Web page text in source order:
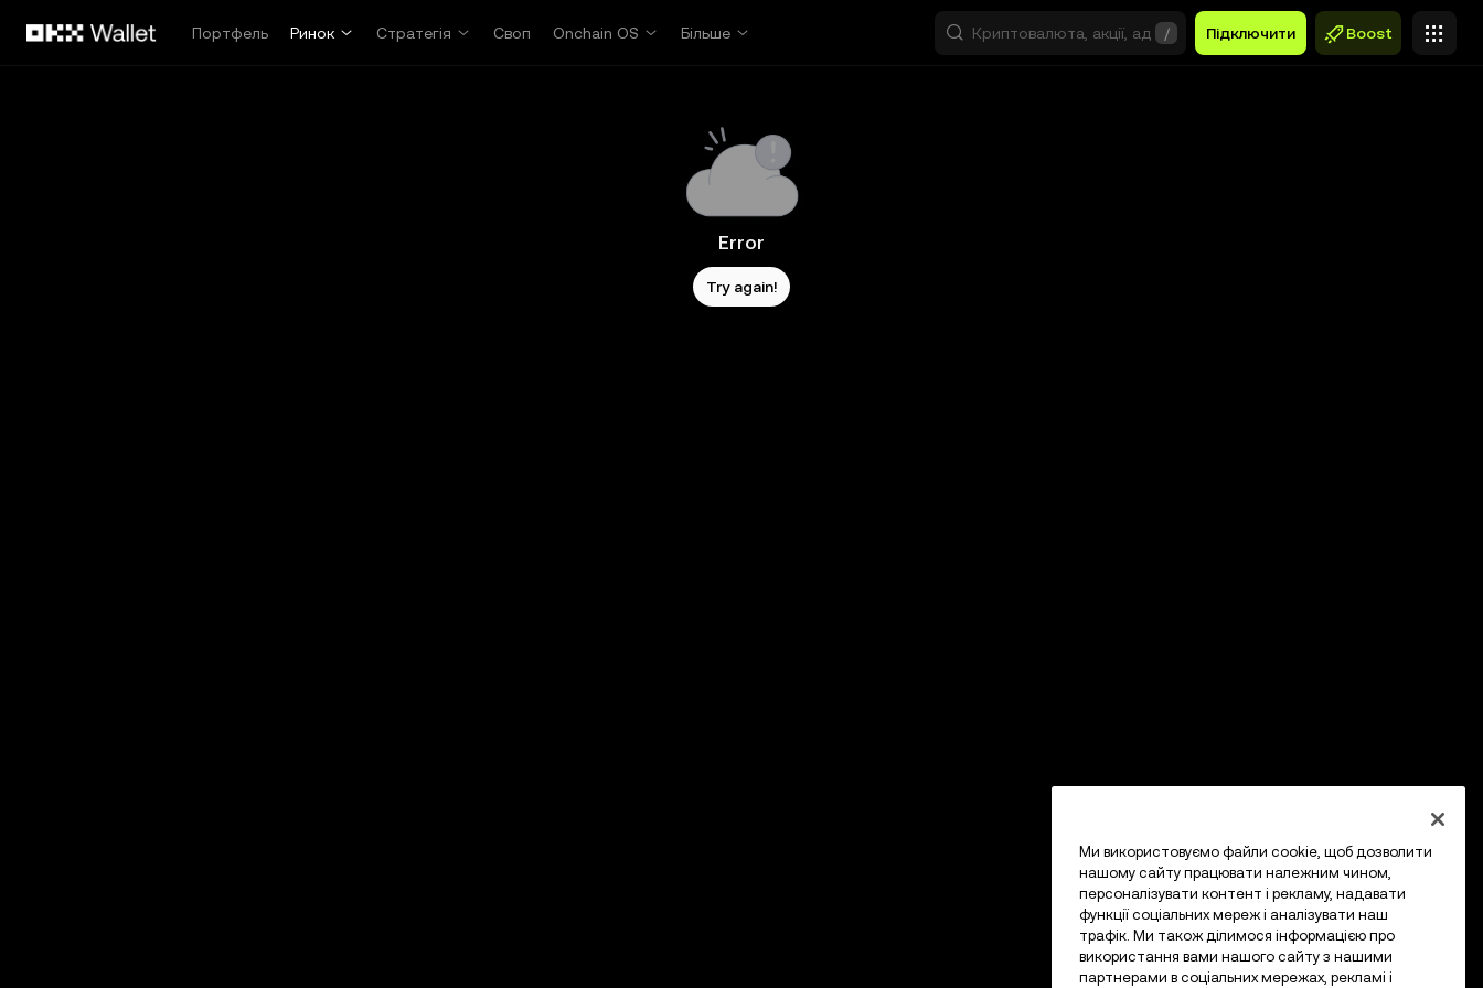
Портфель
Ринок Стратегія Своп Onchain OS Більше / Підключити Boost
Error
Try again!
Ми використовуємо файли cookie, щоб дозволити
нашому сайту працювати належним чином,
персоналізувати контент і рекламу, надавати
функції соціальних мереж і аналізувати наш
трафік. Ми також ділимося інформацією про
використання вами нашого сайту з нашими
партнерами в соціальних мережах, рекламі і